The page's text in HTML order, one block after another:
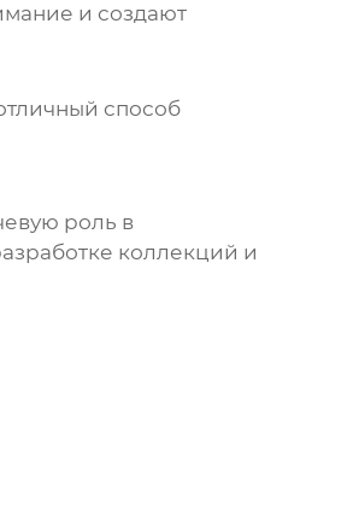
и создают
способ
роль в
коллекций и